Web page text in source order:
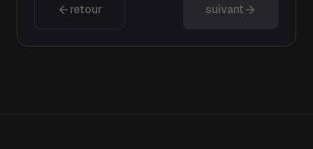
retour suivant